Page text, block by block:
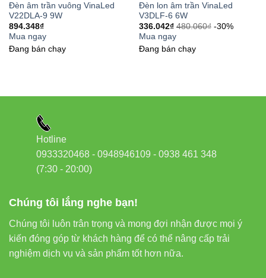
Đèn âm trần vuông VinaLed
V22DLA-9 9W
894.348₫
Mua ngay
Đang bán chạy
Đèn lon âm trần VinaLed
V3DLF-6 6W
336.042₫ 480.060₫ -30%
Mua ngay
Đang bán chạy
Chúng tôi lắng nghe bạn!
Chúng tôi luôn trân trọng và mong đợi nhận được mọi ý
kiến đóng góp từ khách hàng để có thể nâng cấp trải
nghiệm dịch vụ và sản phẩm tốt hơn nữa.
Hotline
0933320468 - 0948946109 - 0938 461 348
(7:30 - 20:00)